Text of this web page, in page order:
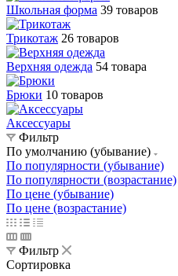
Школьная форма 39 товаров
Трикотаж 26 товаров
Верхняя одежда 54 товара
Брюки 10 товаров
Аксессуары
Фильтр
По умолчанию (убывание)
По популярности (убывание)
По популярности (возрастание)
По цене (убывание)
По цене (возрастание)
Фильтр
Сортировка